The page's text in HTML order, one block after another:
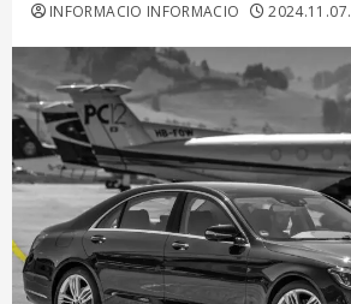
INFORMACIO INFORMACIO 2024.11.07.